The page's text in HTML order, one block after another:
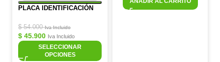
PLACA IDENTIFICACIÓN
$54.000 Iva Incluido
$ 45.900 Iva Incluido
SELECCIONAR
OPCIONES